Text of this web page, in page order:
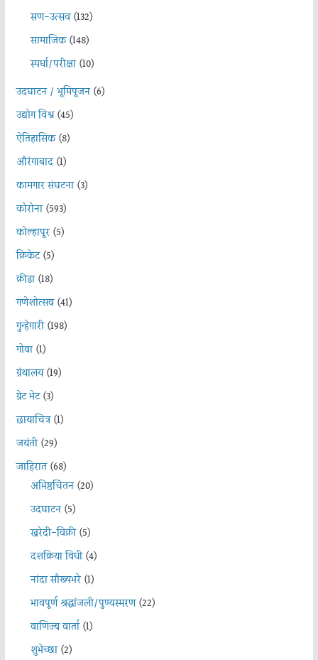
सण-उत्सव(132)
सामाजिक(148)
स्पर्धा/परीक्षा(10)
उदघाटन / भूमिपूजन(6)
उद्योग विश्व(45)
ऐतिहासिक(8)
औरंगाबाद(1)
कामगार संघटना(3)
कोरोना(593)
कोल्हापूर(5)
क्रिकेट(5)
क्रीडा(18)
गणेशोत्सव(41)
गुन्हेगारी(198)
गोवा(1)
ग्रंथालय(19)
ग्रेट भेट(3)
छायाचित्र(1)
जयंती(29)
जाहिरात(68)
अभिष्ठचिंतन(20)
उदघाटन(5)
खरेदी-विक्री(5)
दशक्रिया विधी(4)
नांदा सौख्यभरे(1)
भावपूर्ण श्रद्धांजली/पुण्यस्मरण(22)
वाणिज्य वार्ता(1)
शुभेच्छा(2)